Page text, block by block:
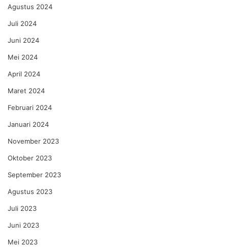
Agustus 2024
Juli 2024
Juni 2024
Mei 2024
April 2024
Maret 2024
Februari 2024
Januari 2024
November 2023
Oktober 2023
September 2023
Agustus 2023
Juli 2023
Juni 2023
Mei 2023